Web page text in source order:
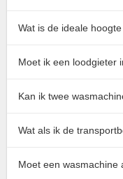
Wat is de ideale
Moet ik een loodgieter
Kan ik twee
Wat als ik de
Moet een wasmachine